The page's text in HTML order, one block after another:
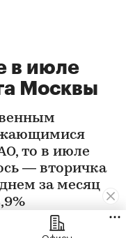
в июле
Москвы
то в июле
— вторичка
за месяц